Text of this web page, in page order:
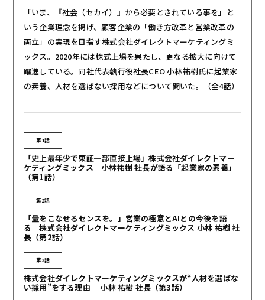
「いま、『社会（セカイ）』から必要とされている事を」と
いう企業理念を掲げ、顧客企業の「働き方改革と営業改革の
両立」の実現を目指す株式会社ダイレクトマーケティングミ
ックス。2020年には株式上場を果たし、更なる拡大に向けて
躍進している。同社代表執行役社長CEO 小林祐樹氏に起業家
の素養、人材を選ばない採用などについて聞いた。（全4話）
第1話
「史上最年少で東証一部直接上場」株式会社ダイレクトマー
ケティングミックス 小林祐樹 社長が語る「起業家の素養」
（第1話）
第2話
「量をこなせるセンスを。」営業の極意とAIとの今後を語
る 株式会社ダイレクトマーケティングミックス 小林 祐樹 社
長（第2話）
第3話
株式会社ダイレクトマーケティングミックスが“人材を選ばな
い採用”をする理由 小林 祐樹 社長（第3話）